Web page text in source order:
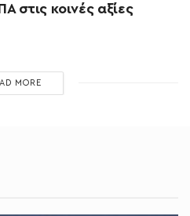
στις κοινές αξίες
MORE